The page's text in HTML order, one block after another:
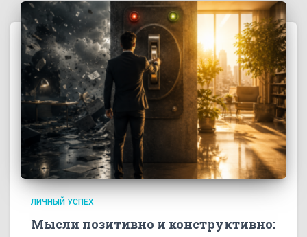
ЛИЧНЫЙ УСПЕХ
Мысли позитивно и конструктивно: